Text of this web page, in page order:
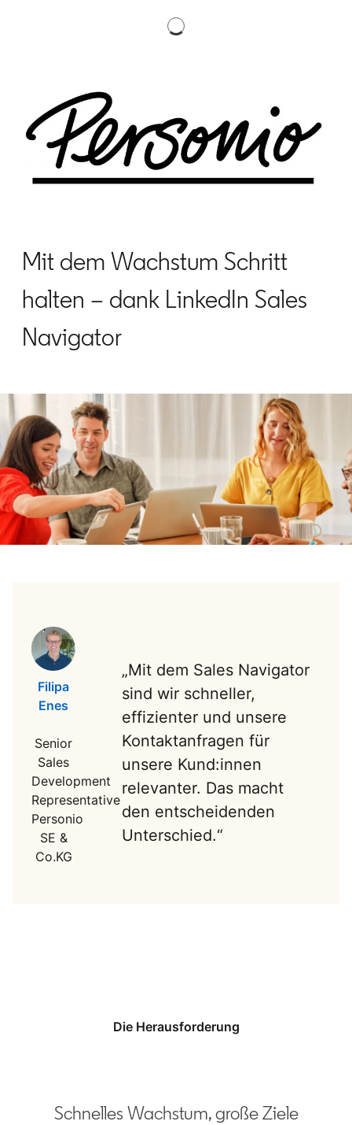
Mit dem Wachstum Schritt
halten – dank LinkedIn Sales
Navigator
Filipa
Enes opens in a new tab
Senior
Sales
Development
Representative
Personio
SE &
Co.KG
„Mit dem Sales Navigator
sind wir schneller,
effizienter und unsere
Kontaktanfragen für
unsere Kund:innen
relevanter. Das macht
den entscheidenden
Unterschied.“
Die Herausforderung
Schnelles Wachstum, große Ziele